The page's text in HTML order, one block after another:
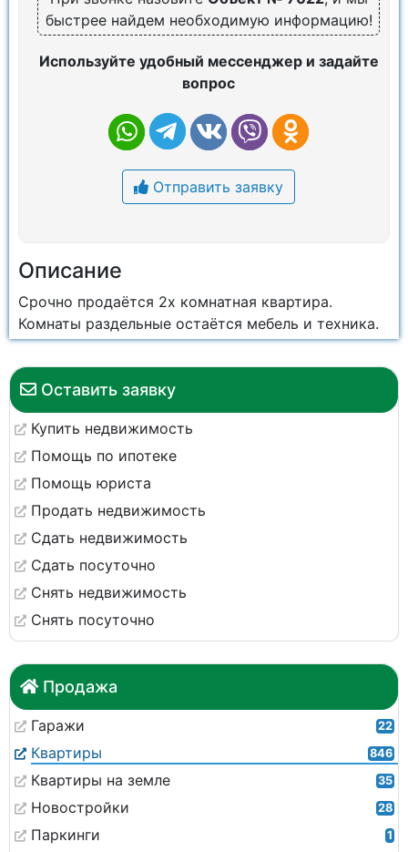
Оставить заявку
Купить недвижимость
Помощь по ипотеке
Помощь юриста
Продать недвижимость
Сдать недвижимость
Сдать посуточно
Снять недвижимость
Снять посуточно
Продажа
Гаражи 22
Квартиры 846
Квартиры на земле 35
Новостройки 28
Паркинги 1
быстрее найдем необходимую информацию!
Используйте удобный мессенджер и задайте
вопрос
Отправить заявку
Описание
Срочно продаётся 2х комнатная квартира.
Комнаты раздельные остаётся мебель и техника.